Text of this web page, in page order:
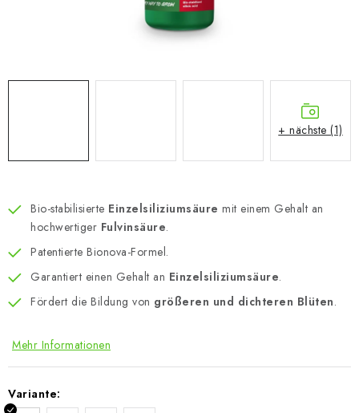
Bio-stabilisierte Einzelsiliziumsäure mit einem Gehalt an
hochwertiger Fulvinsäure.
Patentierte Bionova-Formel.
Garantiert einen Gehalt an Einzelsiliziumsäure.
Fördert die Bildung von größeren und dichteren Blüten.
Mehr Informationen
Variante:
+ nächste (1)